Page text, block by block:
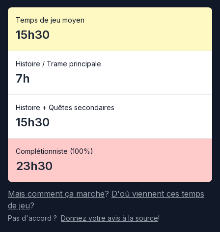
Temps de jeu moyen
15h30
Histoire / Trame principale
7h
Histoire + Quêtes secondaires
15h30
Complétionniste (100%)
23h30
Mais comment ça marche? D'où viennent ces temps
de jeu?
Pas d'accord ? Donnez votre avis à la source!